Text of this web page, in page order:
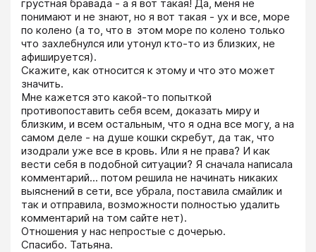
грустная бравада - а я вот такая! Да, меня не
понимают и не знают, но я вот такая - ух и все, море
по колено (а то, что в  этом море по колено только
что захлебнулся или утонул кто-то из близких, не
афишируется).
Скажите, как относится к этому и что это может
значить.
Мне кажется это какой-то попыткой
противопоставить себя всем, доказать миру и
близким, и всем остальным, что я одна все могу, а на
самом деле - на душе кошки скребут, да так, что
изодрали уже все в кровь. Или я не права? И как
вести себя в подобной ситуации? Я сначала написала
комментарий... потом решила не начинать никаких
выяснений в сети, все убрала, поставила смайлик и
так и отправила, возможности полностью удалить
комментарий на том сайте нет).
Отношения у нас непростые с дочерью.
Спасибо. Татьяна.